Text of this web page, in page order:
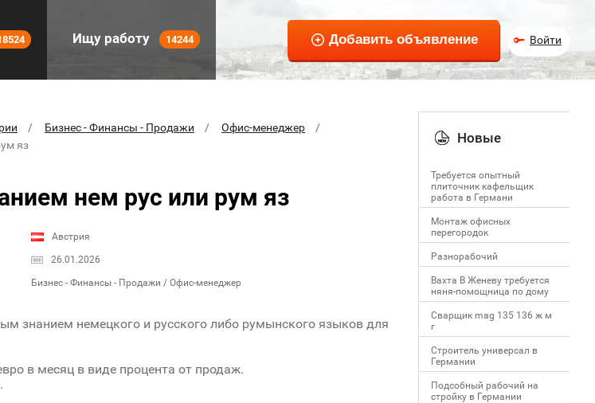
Ищу работу 14244 Войти
Бизнес - Финансы - Продажи
Офис-менеджер
яз
нем рус или рум яз
Австрия
26.01.2026
Бизнес - Финансы - Продажи / Офис-менеджер
знанием немецкого и русского либо румынского языков для
в месяц в виде процента от продаж.
Новые
Требуется опытный
плиточник кафельщик
работa в Германи
Mонтаж офисных
перегородок
Разнорабочий
Вахта В Женеву требуется
няня-помощница по дому
Сварщик mag 135 136 ж м
г
Строитель универсал в
Германии
Подсобный рабочий на
стройку в Германии